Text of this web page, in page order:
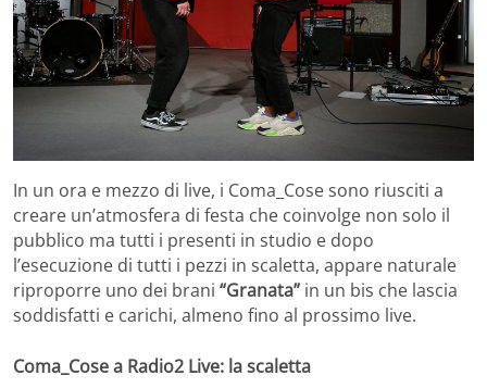
In un ora e mezzo di live, i Coma_Cose sono riusciti a
creare un’atmosfera di festa che coinvolge non solo il
pubblico ma tutti i presenti in studio e dopo
l’esecuzione di tutti i pezzi in scaletta, appare naturale
riproporre uno dei brani “Granata” in un bis che lascia
soddisfatti e carichi, almeno fino al prossimo live.
Coma_Cose a Radio2 Live: la scaletta